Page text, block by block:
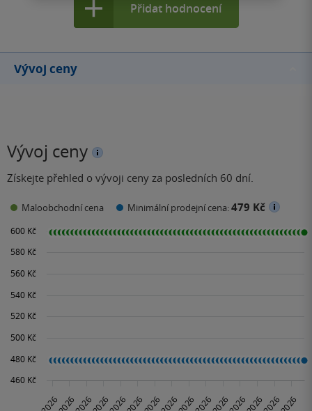
Přidat hodnocení
Vývoj ceny
Vývoj ceny
Získejte přehled o vývoji ceny za posledních 60 dní.
Maloobchodní cena Minimální prodejní cena:479 Kč